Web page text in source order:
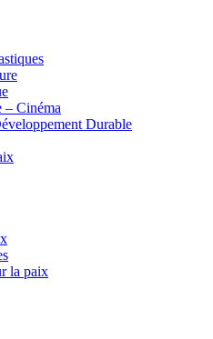
– Cinéma
Durable
la paix